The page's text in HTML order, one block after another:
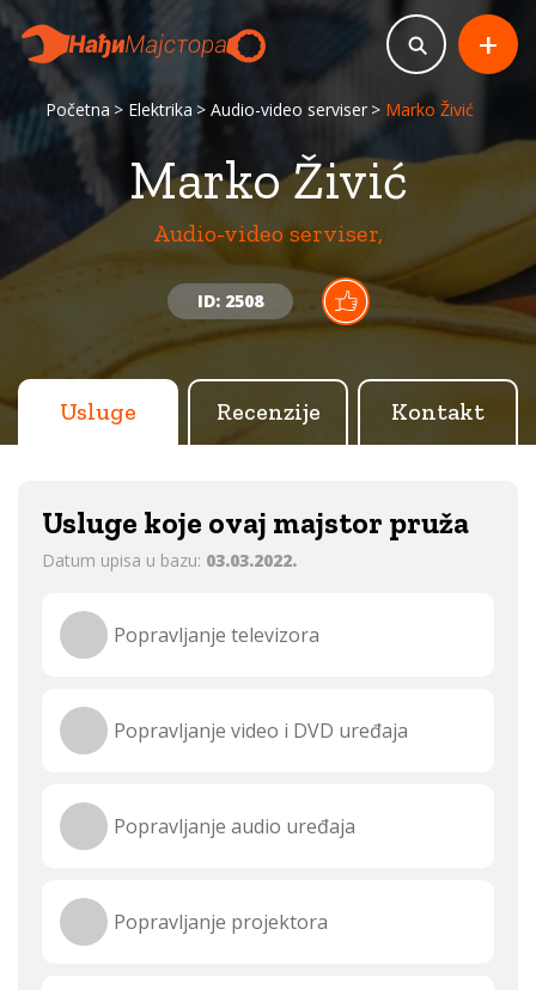
Početna Elektrika Audio-video serviser Marko Živić
Marko Živić
Audio-video serviser,
ID: 2508
+
Usluge Recenzije Kontakt
Usluge koje ovaj majstor pruža
Datum upisa u bazu: 03.03.2022.
Popravljanje televizora
Popravljanje video i DVD uređaja
Popravljanje audio uređaja
Popravljanje projektora